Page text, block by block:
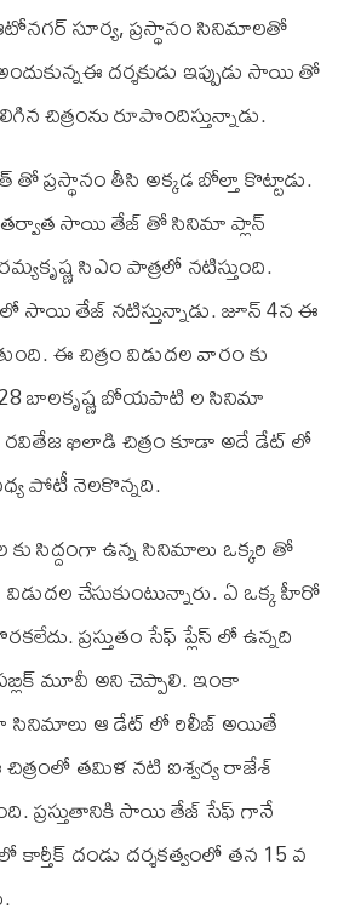
ఆటోనగర్ సూర్య, ప్రస్థానం సినిమాలతో
దర్శకుడు ఇప్పుడు సాయి తో
చిత్రంను రూపొందిస్తున్నాడు.
తీసి అక్కడ బోల్తా కొట్టాడు.
తర్వాత సాయి తేజ్ తో సినిమా ప్లాన్
సి‌ఎం పాత్రలో నటిస్తుంది.
సాయి తేజ్ నటిస్తున్నాడు. జూన్ 4న ఈ
ఈ చిత్రం విడుదల వారం కు
బాలకృష్ణ బోయపాటి ల సినిమా
రవితేజ ఖిలాడి చిత్రం కూడా అదే డేట్ లో
పోటీ నెలకొన్నది.
కు సిద్దంగా ఉన్న సినిమాలు ఒక్కరి తో
చేసుకుంటున్నారు. ఏ ఒక్క హీరో
ప్రస్తుతం సేఫ్ ప్లేస్ లో ఉన్నది
మూవీ అని చెప్పాలి. ఇంకా
సినిమాలు ఆ డేట్ లో రిలీజ్ అయితే
తమిళ నటి ఐశ్వర్య రాజేశ్
ప్రస్తుతానికి సాయి తేజ్ సేఫ్ గానే
దండు దర్శకత్వంలో తన 15 వ